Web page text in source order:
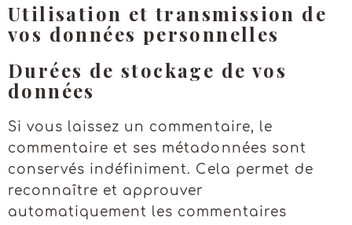
Utilisation et transmission de
vos données personnelles
Durées de stockage de vos
données
Si vous laissez un commentaire, le
commentaire et ses métadonnées sont
conservés indéfiniment. Cela permet de
reconnaître et approuver
automatiquement les commentaires